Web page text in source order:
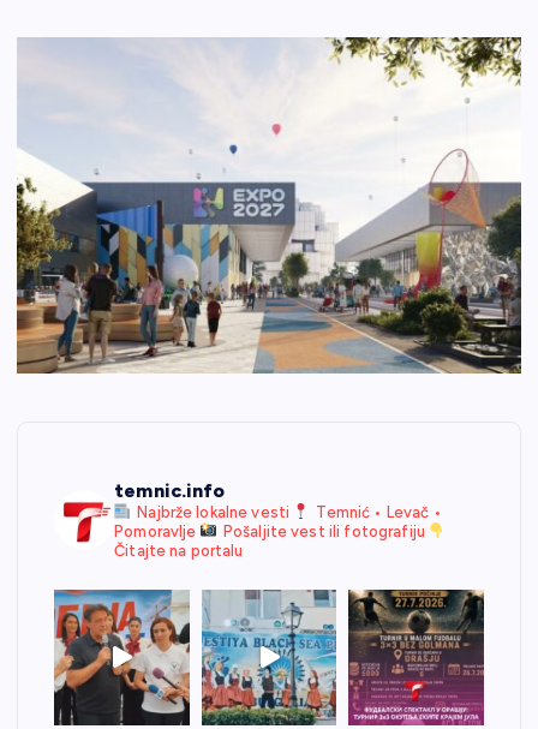
temnic.info
Najbrže lokalne vesti
Temnić • Levač •
Pomoravlje
Pošaljite vest ili fotografiju
Čitajte na portalu